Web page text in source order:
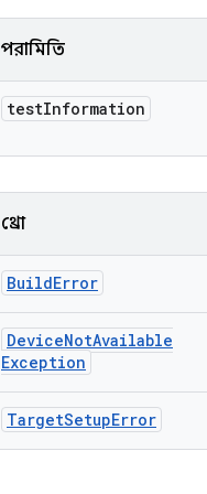
পরামিতি
testInformation
থ্রো
BuildError
DeviceNotAvailable
Exception
TargetSetupError